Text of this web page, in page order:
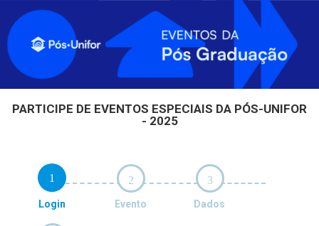
PARTICIPE DE EVENTOS ESPECIAIS DA PÓS-UNIFOR
- 2025
1
Login
2
Evento
3
Dados